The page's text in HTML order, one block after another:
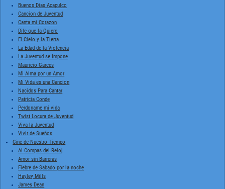
Buenos Dias Acapulco
Cancion de Juventud
Canta mi Corazon
Dile que la Quiero
El Cielo y la Tierra
La Edad de la Violencia
La Juventud se Impone
Mauricio Garces
Mi Alma por un Amor
Mi Vida es una Cancion
Nacidos Para Cantar
Patricia Conde
Perdoname mi vida
Twist Locura de Juventud
Viva la Juventud
Vivir de Sueños
Cine de Nuestro Tiempo
Al Compas del Reloj
Amor sin Barreras
Fiebre de Sabado por la noche
Hayley Mills
James Dean